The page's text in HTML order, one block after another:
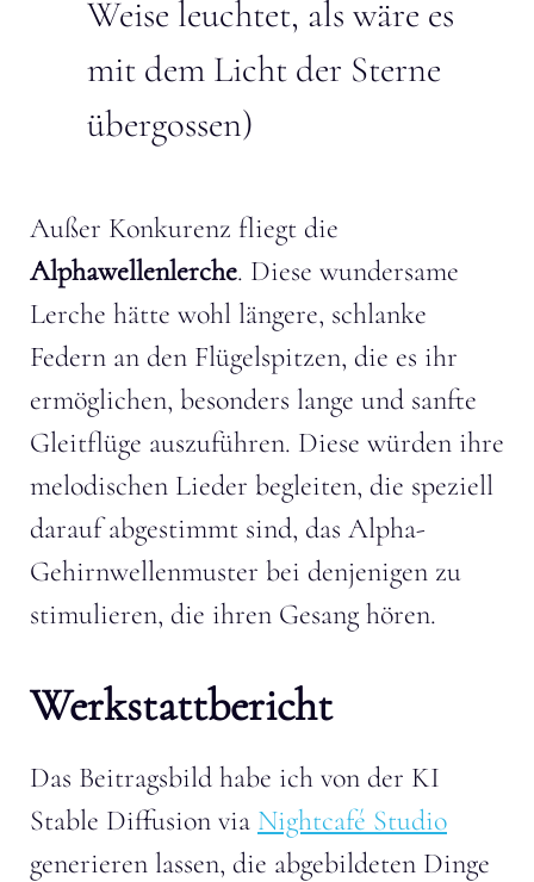
Weise leuchtet, als wäre es
mit dem Licht der Sterne
übergossen)
Außer Konkurenz fliegt die
Alphawellenlerche. Diese wundersame
Lerche hätte wohl längere, schlanke
Federn an den Flügelspitzen, die es ihr
ermöglichen, besonders lange und sanfte
Gleitflüge auszuführen. Diese würden ihre
melodischen Lieder begleiten, die speziell
darauf abgestimmt sind, das Alpha-
Gehirnwellenmuster bei denjenigen zu
stimulieren, die ihren Gesang hören.
Werkstattbericht
Das Beitragsbild habe ich von der KI
Stable Diffusion via Nightcafé Studio
generieren lassen, die abgebildeten Dinge